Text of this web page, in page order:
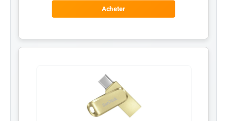
Acheter